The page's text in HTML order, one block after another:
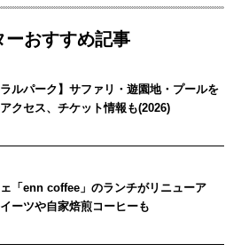
ーおすすめ記事
ラルパーク】サファリ・遊園地・プールを
クセス、チケット情報も(2026)
ェ「enn coffee」のランチがリニューア
ーツや自家焙煎コーヒーも